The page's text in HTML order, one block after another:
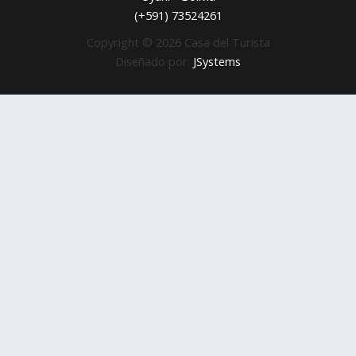
(+591) 73524261
Copyright © 2026 Casa del Turista
Diseñado por: JSystems